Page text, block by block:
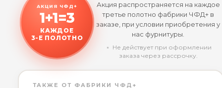
АКЦИЯ ЧФД+
1+1=3
КАЖДОЕ
3-Е ПОЛОТНО
Акция распространяется на каждое
третье полотно фабрики ЧФД+ в
заказе, при условии приобретения у
нас фурнитуры.
﹡ Не действует при оформлении
заказа через рассрочку.
ТАКЖЕ ОТ ФАБРИКИ ЧФД+